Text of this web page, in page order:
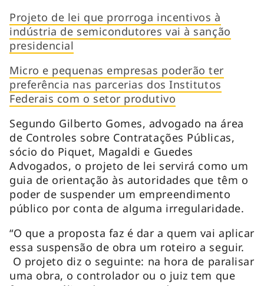
Projeto de lei que prorroga incentivos à
indústria de semicondutores vai à sanção
presidencial
Micro e pequenas empresas poderão ter
preferência nas parcerias dos Institutos
Federais com o setor produtivo
Segundo Gilberto Gomes, advogado na área
de Controles sobre Contratações Públicas,
sócio do Piquet, Magaldi e Guedes
Advogados, o projeto de lei servirá como um
guia de orientação às autoridades que têm o
poder de suspender um empreendimento
público por conta de alguma irregularidade.
“O que a proposta faz é dar a quem vai aplicar
essa suspensão de obra um roteiro a seguir.
O projeto diz o seguinte: na hora de paralisar
uma obra, o controlador ou o juiz tem que